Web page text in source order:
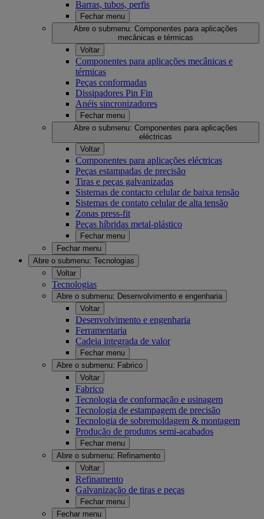
Barras, tubos, perfis
Fechar menu
Abre o submenu: Componentes para aplicações
mecânicas e térmicas
Voltar
Componentes para aplicações mecânicas e
térmicas
Peças conformadas
Dissipadores Pin Fin
Anéis sincronizadores
Fechar menu
Abre o submenu: Componentes para aplicações
eléctricas
Voltar
Componentes para aplicações eléctricas
Peças estampadas de precisão
Tiras e peças galvanizadas
Sistemas de contacto celular de baixa tensão
Sistemas de contato celular de alta tensão
Zonas press-fit
Peças híbridas metal-plástico
Fechar menu
Fechar menu
Abre o submenu: Tecnologias
Voltar
Tecnologias
Abre o submenu: Desenvolvimento e engenharia
Voltar
Desenvolvimento e engenharia
Ferramentaria
Cadeia integrada de valor
Fechar menu
Abre o submenu: Fabrico
Voltar
Fabrico
Tecnologia de conformação e usinagem
Tecnologia de estampagem de precisão
Tecnologia de sobremoldagem & montagem
Produção de produtos semi-acabados
Fechar menu
Abre o submenu: Refinamento
Voltar
Refinamento
Galvanização de tiras e peças
Fechar menu
Fechar menu